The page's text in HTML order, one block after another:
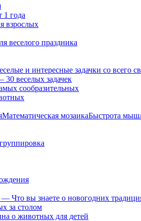
1 года
взрослых
веселого праздника
и интересные задачки со всего
30 веселых задачек
сообразительных
Математическая мозаикаБыстрота
Что вы знаете о новогодних
за столом
о животных для детей